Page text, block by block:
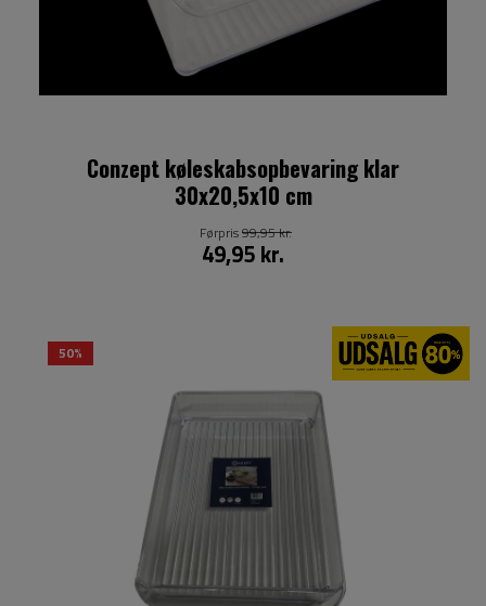
Conzept køleskabsopbevaring klar
30x20,5x10 cm
49,95 kr.
Førpris99,95 kr.
50%